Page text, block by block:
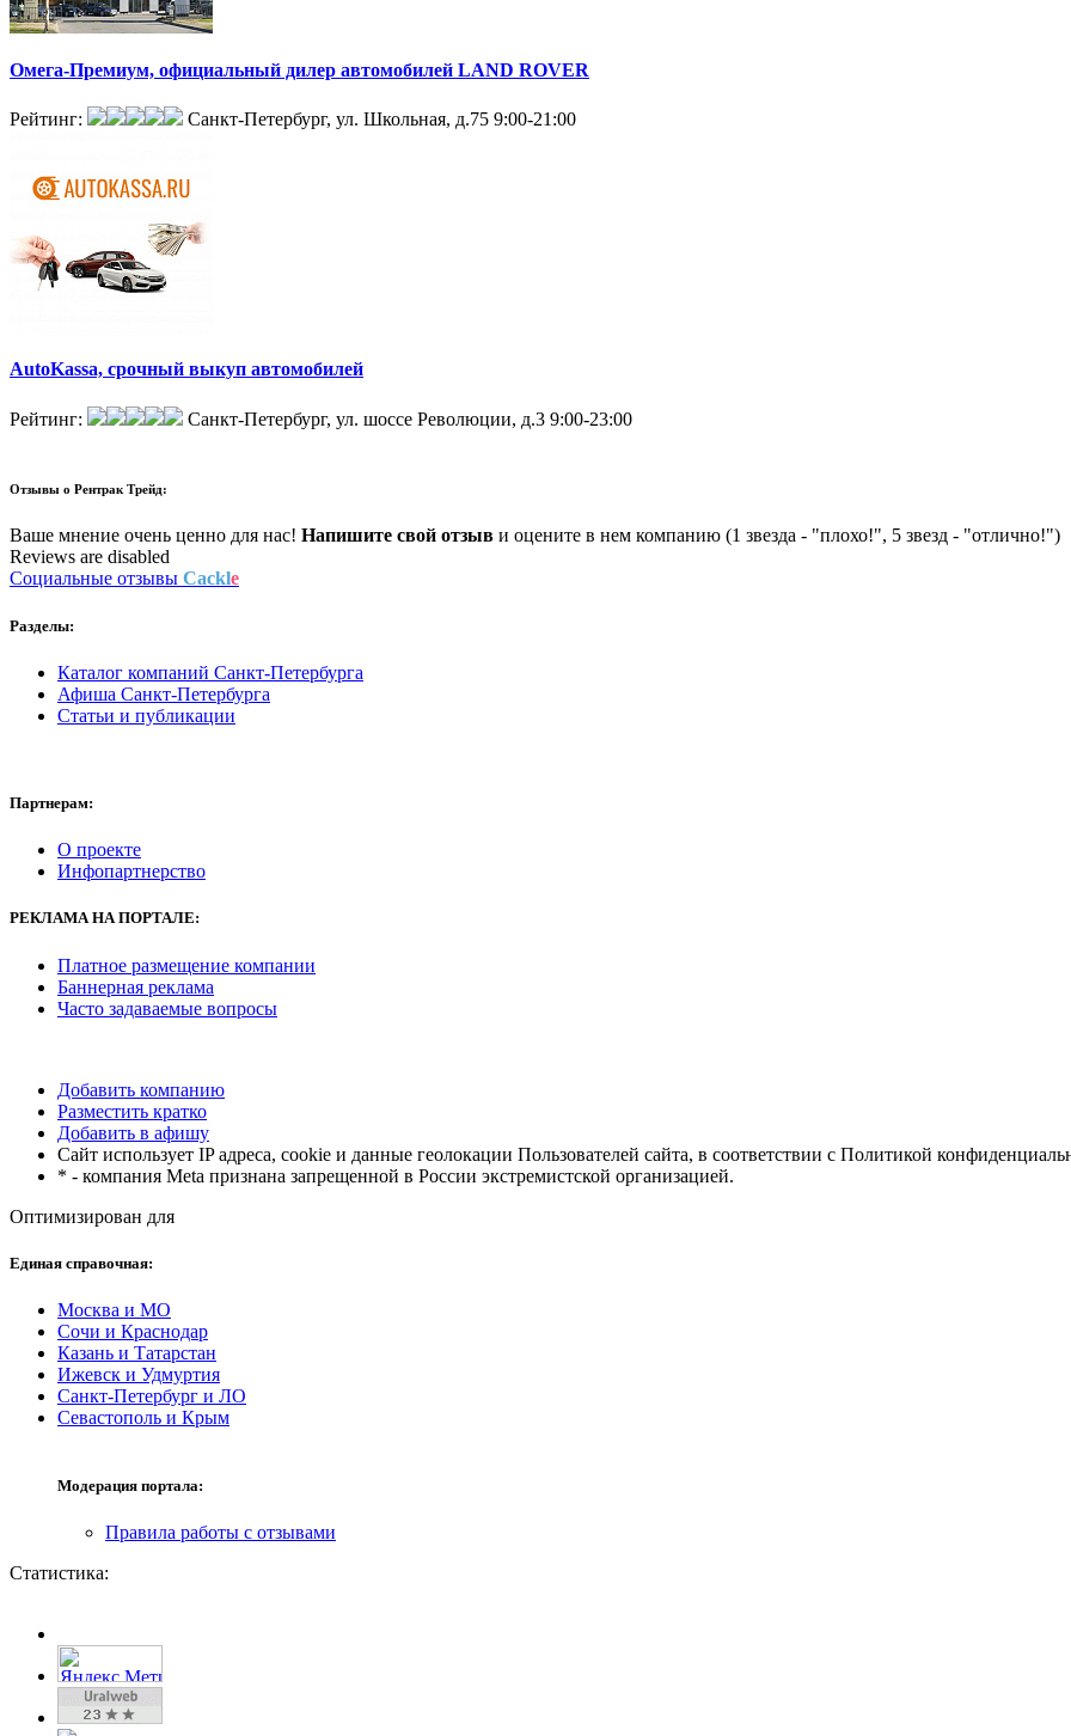
Омега-Премиум, официальный дилер автомобилей LAND ROVER
Рейтинг: Санкт-Петербург, ул. Школьная, д.75 9:00-21:00
AutoKassa, срочный выкуп автомобилей
Рейтинг: Санкт-Петербург, ул. шоссе Революции, д.3 9:00-23:00
Отзывы о Рентрак Трейд:
Ваше мнение очень ценно для нас! Напишите свой отзыв и оцените в нем компанию (1 звезда - "плохо!", 5 звезд - "отлично!")
Reviews are disabled
Социальные отзывы Cackle
Разделы:
Каталог компаний Санкт-Петербурга
Афиша Санкт-Петербурга
Статьи и публикации
Партнерам:
О проекте
Инфопартнерство
РЕКЛАМАНА ПОРТАЛЕ:
Платное размещение компании
Баннерная реклама
Часто задаваемые вопросы
Добавить компанию
Разместить кратко
Добавить в афишу
Сайт использует IP адреса, cookie и данные геолокации Пользователей сайта, в соответствии с Политикой
* - компания Meta признана запрещенной в России экстремистской организацией.
Оптимизирован для
Единая справочная:
Москва и МО
Сочи и Краснодар
Казань и Татарстан
Ижевск и Удмуртия
Санкт-Петербург и ЛО
Севастополь и Крым
Модерация портала:
Правила работы с отзывами
Статистика: